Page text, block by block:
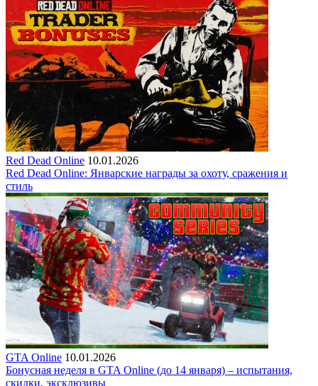
Red Dead Online 10.01.2026
Red Dead Online: Январские награды за охоту, сражения и
стиль
GTA Online 10.01.2026
Бонусная неделя в GTA Online (до 14 января) – испытания,
скидки, эксклюзивы